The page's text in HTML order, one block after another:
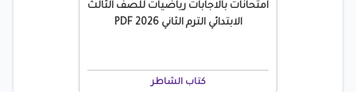
امتحانات بالاجابات رياضيات للصف الثالث
الابتدائي الترم الثاني 2026 PDF
كتاب الشاطر